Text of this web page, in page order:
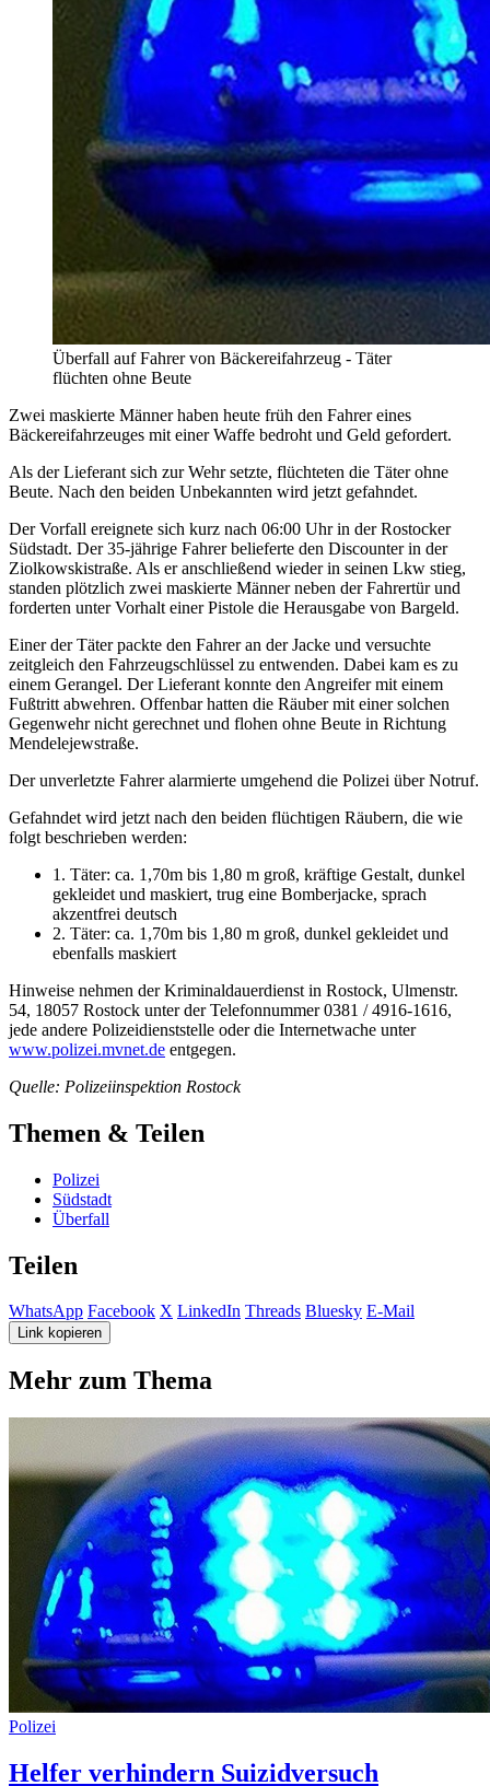
Überfall auf Fahrer von Bäckereifahrzeug - Täter
flüchten ohne Beute
Zwei maskierte Männer haben heute früh den Fahrer eines
Bäckereifahrzeuges mit einer Waffe bedroht und Geld gefordert.
Als der Lieferant sich zur Wehr setzte, flüchteten die Täter ohne
Beute. Nach den beiden Unbekannten wird jetzt gefahndet.
Der Vorfall ereignete sich kurz nach 06:00 Uhr in der Rostocker
Südstadt. Der 35-jährige Fahrer belieferte den Discounter in der
Ziolkowskistraße. Als er anschließend wieder in seinen Lkw stieg,
standen plötzlich zwei maskierte Männer neben der Fahrertür und
forderten unter Vorhalt einer Pistole die Herausgabe von Bargeld.
Einer der Täter packte den Fahrer an der Jacke und versuchte
zeitgleich den Fahrzeugschlüssel zu entwenden. Dabei kam es zu
einem Gerangel. Der Lieferant konnte den Angreifer mit einem
Fußtritt abwehren. Offenbar hatten die Räuber mit einer solchen
Gegenwehr nicht gerechnet und flohen ohne Beute in Richtung
Mendelejewstraße.
Der unverletzte Fahrer alarmierte umgehend die Polizei über Notruf.
Gefahndet wird jetzt nach den beiden flüchtigen Räubern, die wie
folgt beschrieben werden:
1. Täter: ca. 1,70m bis 1,80 m groß, kräftige Gestalt, dunkel
gekleidet und maskiert, trug eine Bomberjacke, sprach
akzentfrei deutsch
2. Täter: ca. 1,70m bis 1,80 m groß, dunkel gekleidet und
ebenfalls maskiert
Hinweise nehmen der Kriminaldauerdienst in Rostock, Ulmenstr.
54, 18057 Rostock unter der Telefonnummer 0381 / 4916-1616,
jede andere Polizeidienststelle oder die Internetwache unter
www.polizei.mvnet.de entgegen.
Quelle: Polizeiinspektion Rostock
Themen & Teilen
Polizei
Südstadt
Überfall
Teilen
WhatsApp Facebook X LinkedIn Threads Bluesky E-Mail
Link kopieren
Mehr zum Thema
Polizei
Helfer verhindern Suizidversuch